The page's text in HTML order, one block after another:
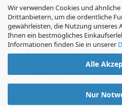
Wir verwenden Cookies und
Drittanbietern, um die ordentliche
gewährleisten, die Nutzung unseres
Ihnen ein bestmögliches
Informationen finden Sie in unserer
Alle
Nur
Paket.
Kleinstbestellungen:
Unter 20,00 €
Bearbeitungspauschale.
Versand &